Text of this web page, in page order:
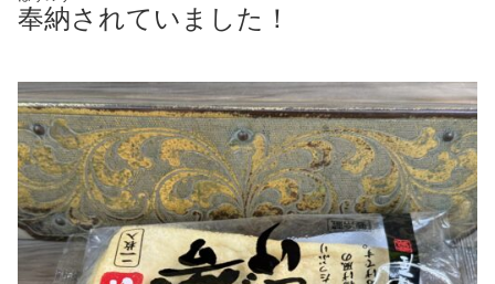
奉納されていました！